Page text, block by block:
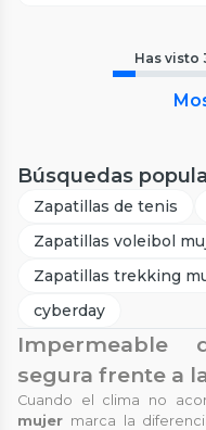
Has visto
Búsquedas
Zapatillas de tenis
Zapatillas voleibol
Zapatillas trekking
cyberday
Impermeable
segura frente a
Cuando el clima no
mujer marca la